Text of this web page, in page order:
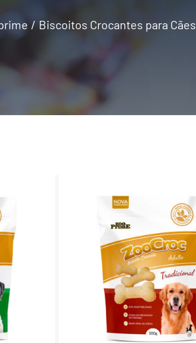
Biscoitos Crocantes para Cães